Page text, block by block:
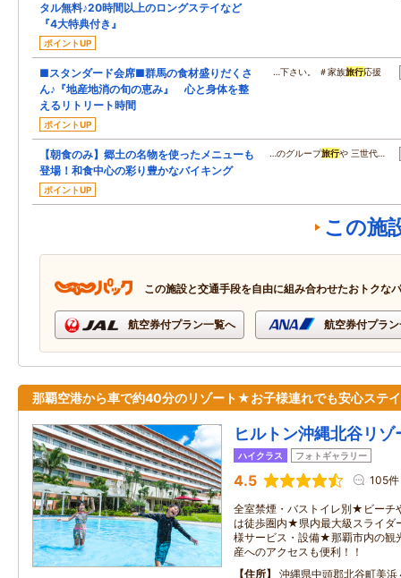
タル無料♪20時間以上のロングステイなど
『4大特典付き』
ポイントUP
■スタンダード会席■群馬の食材盛りだくさ
ん♪『地産地消の旬の恵み』 心と身体を整
えるリトリート時間
ポイントUP
…下さい。 ＃家族旅行応援
【朝食のみ】郷土の名物を使ったメニューも
登場！和食中心の彩り豊かなバイキング
ポイントUP
…のグループ旅行や 三世代…
この施
この施設と交通手段を自由に組み合わせたおトクな
航空券付プラン一覧へ 航空券付プラ
那覇空港から車で約40分のリゾート★お子様連れでも安心ステ
ヒルトン沖縄北谷リゾ
ハイクラス フォトギャラリー
4.5 105件
全室禁煙・バストイレ別★ビーチ
は徒歩圏内★県内最大級スライ
様サービス・設備★那覇市内の観
産へのアクセスも便利！！
住所
沖縄県中頭郡北谷町美浜